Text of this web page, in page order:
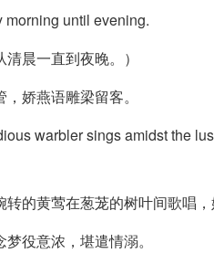
morning until evening.
清晨一直到夜晚。）
娇燕语雕梁留客。
warbler sings amidst the
转的黄莺在葱茏的树叶间歌唱
役意浓，堪遣情溺。